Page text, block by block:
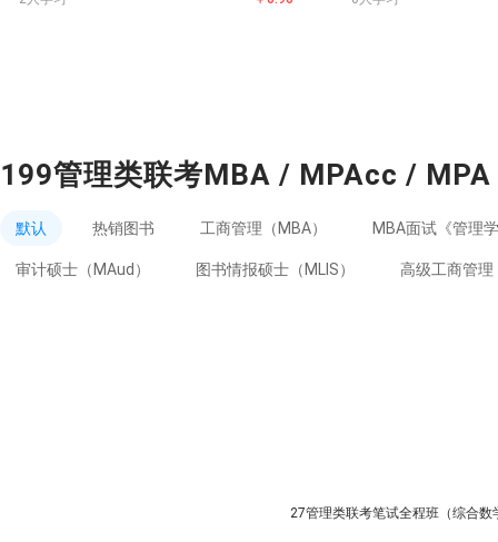
199管理类联考MBA / MPAcc / MPA
默认 热销图书 工商管理（MBA） MBA面试《管理
审计硕士（MAud） 图书情报硕士（MLIS） 高级工商管理
27管理类联考笔试全程班（综合